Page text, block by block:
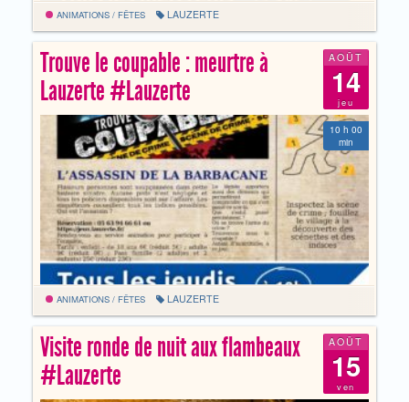
ANIMATIONS / FÊTES LAUZERTE
AOÛT
14
jeu
Trouve le coupable : meurtre à
Lauzerte #Lauzerte
10 h 00
min
ANIMATIONS / FÊTES LAUZERTE
AOÛT
15
ven
Visite ronde de nuit aux flambeaux
#Lauzerte